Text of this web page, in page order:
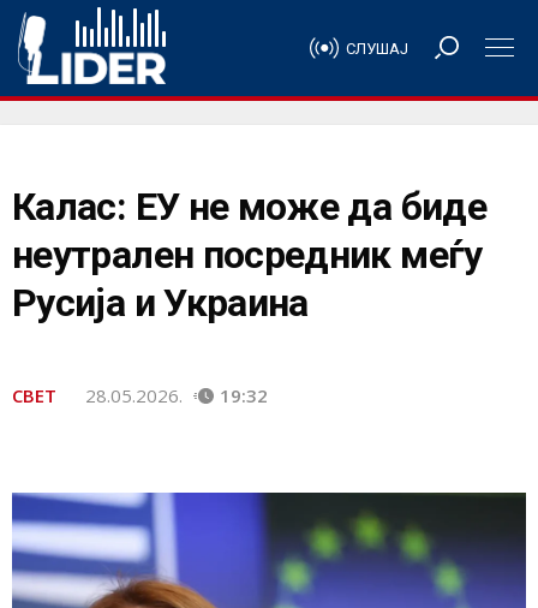
СЛУШАЈ
Калас: ЕУ не може да биде
неутрален посредник меѓу
Русија и Украина
СВЕТ 28.05.2026. 19:32